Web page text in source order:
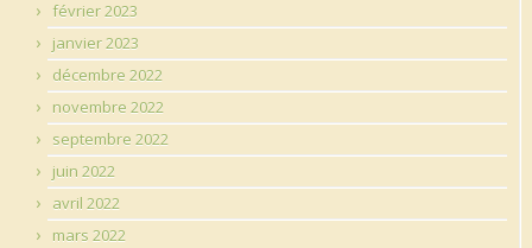
février 2023
janvier 2023
décembre 2022
novembre 2022
septembre 2022
juin 2022
avril 2022
mars 2022